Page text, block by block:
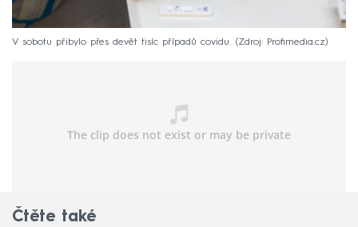
V sobotu přibylo přes devět tisíc případů covidu. Zdroj: Profimedia.cz
Čtěte také